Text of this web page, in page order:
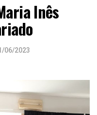
Inês
06/2023